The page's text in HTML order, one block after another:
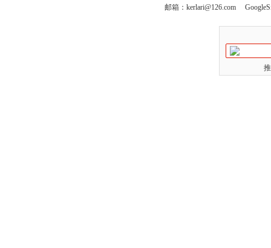
邮箱： kerlari@126.com